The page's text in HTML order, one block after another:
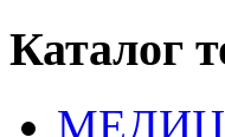
Каталог